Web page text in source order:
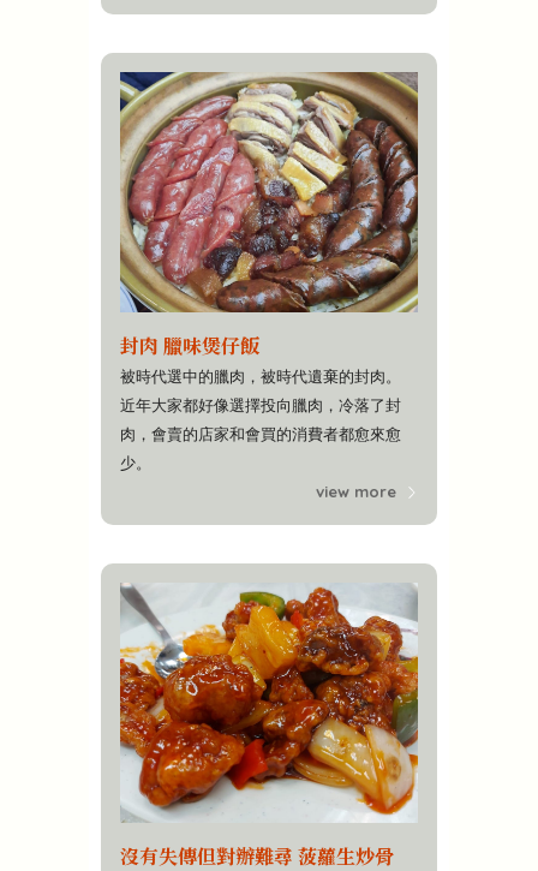
封肉 臘味煲仔飯
被時代選中的臘肉，被時代遺棄的封肉。
近年大家都好像選擇投向臘肉，冷落了封
肉，會賣的店家和會買的消費者都愈來愈
少。
view more
沒有失傳但對辦難尋 菠蘿生炒骨